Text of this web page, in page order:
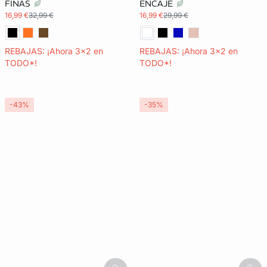
FINAS
16,99 €32,99 €
REBAJAS: ¡Ahora 3x2 en
TODO*!
ENCAJE
16,99 €29,99 €
REBAJAS: ¡Ahora 3x2 en
TODO*!
-43% -35%